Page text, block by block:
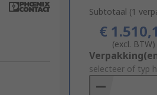
Subtotaal (1
€
(excl. BTW)
Add
to
Basket
selecteer of typ